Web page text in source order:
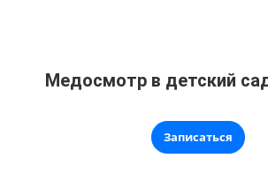
Медосмотр в детский
Записаться